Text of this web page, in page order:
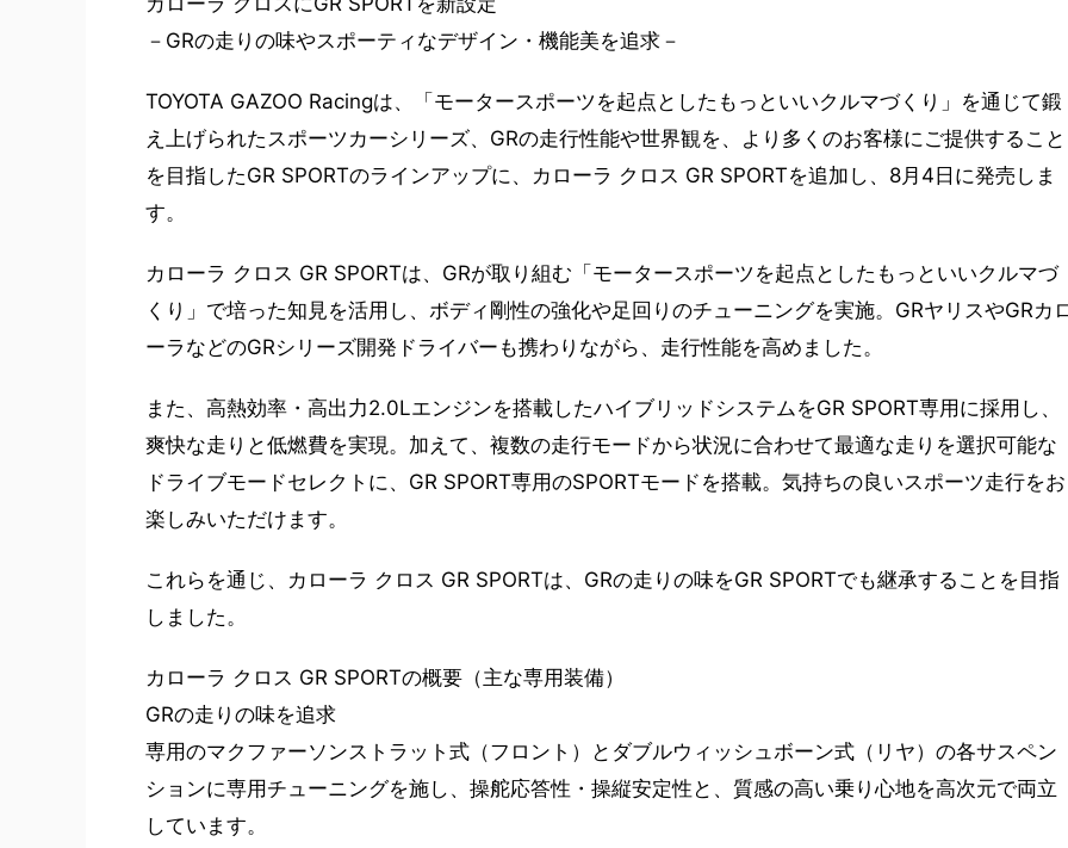
－GRの走りの味やスポーティなデザイン・機能美を追求－
TOYOTA GAZOO Racingは、「モータースポーツを起点としたもっといいクルマづくり」を通じて鍛
え上げられたスポーツカーシリーズ、GRの走行性能や世界観を、より多くのお客様にご提供すること
を目指したGR SPORTのラインアップに、カローラ クロス GR SPORTを追加し、8月4日に発売しま
す。
カローラ クロス GR SPORTは、GRが取り組む「モータースポーツを起点としたもっといいクルマづ
くり」で培った知見を活用し、ボディ剛性の強化や足回りのチューニングを実施。GRヤリスやGRカ
ーラなどのGRシリーズ開発ドライバーも携わりながら、走行性能を高めました。
また、高熱効率・高出力2.0Lエンジンを搭載したハイブリッドシステムをGR SPORT専用に採用し、
爽快な走りと低燃費を実現。加えて、複数の走行モードから状況に合わせて最適な走りを選択可能な
ドライブモードセレクトに、GR SPORT専用のSPORTモードを搭載。気持ちの良いスポーツ走行をお
楽しみいただけます。
これらを通じ、カローラ クロス GR SPORTは、GRの走りの味をGR SPORTでも継承することを目指
しました。
カローラ クロス GR SPORTの概要（主な専用装備）
GRの走りの味を追求
専用のマクファーソンストラット式（フロント）とダブルウィッシュボーン式（リヤ）の各サスペン
ションに専用チューニングを施し、操舵応答性・操縦安定性と、質感の高い乗り心地を高次元で両立
しています。